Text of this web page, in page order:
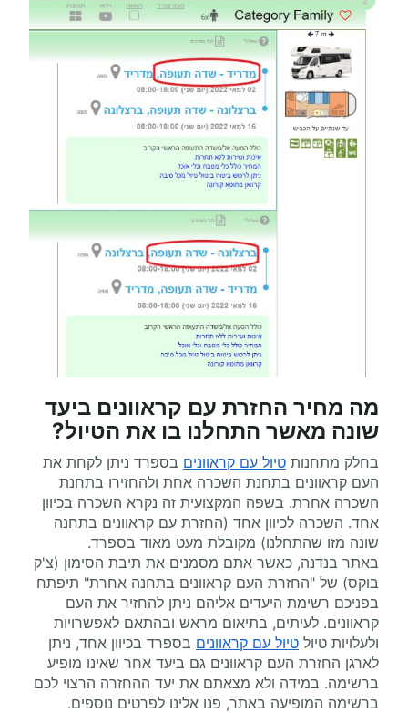
מה מחיר החזרת עם קראוונים ביעד
שונה מאשר התחלנו בו את הטיול?
בחלק מתחנות טיול עם קראוונים בספרד ניתן לקחת את
העם קראוונים בתחנת השכרה אחת ולהחזירו בתחנת
השכרה אחרת. בשפה המקצועית זה נקרא השכרה בכיוון
אחד. השכרה לכיוון אחד (החזרת עם קראוונים בתחנה
שונה מזו שהתחלנו) מקובלת מעט מאוד בספרד.
באתר בנדנה, כאשר אתם מסמנים את תיבת הסימון (צ'ק
בוקס) של "החזרת העם קראוונים בתחנה אחרת" תיפתח
בפניכם רשימת היעדים אליהם ניתן להחזיר את העם
קראוונים. לעיתים, בתיאום מראש ובהתאם לאפשרויות
ולעלויות טיול טיול עם קראוונים בספרד בכיוון אחד, ניתן
לארגן החזרת העם קראוונים גם ביעד אחר שאינו מופיע
ברשימה. במידה ולא מצאתם את יעד ההחזרה הרצוי לכם
ברשימה המופיעה באתר, פנו אלינו לפרטים נוספים.